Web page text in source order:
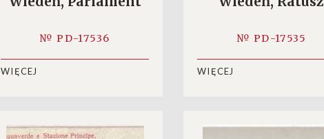
№ PD-17536
WIĘCEJ
№ PD-17535
WIĘCEJ